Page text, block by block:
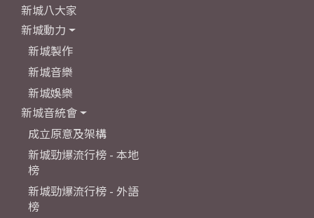
新城八大家
新城動力
新城製作
新城音樂
新城娛樂
新城音統會
成立原意及架構
新城勁爆流行榜 - 本地
榜
新城勁爆流行榜 - 外語
榜